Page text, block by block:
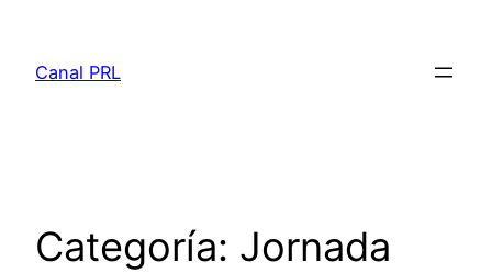
contenido
Canal PRL
Categoría: Jornada